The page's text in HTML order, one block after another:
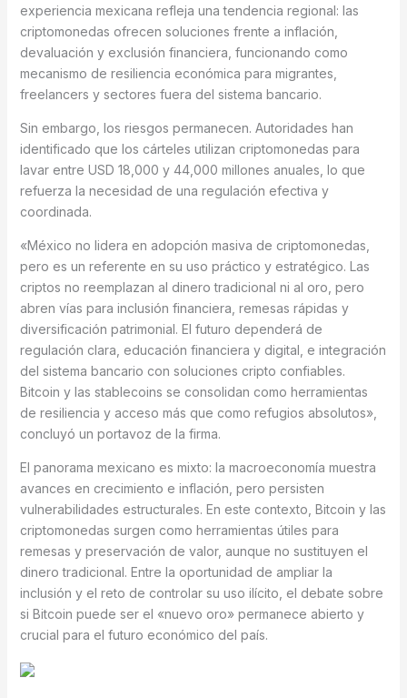
experiencia mexicana refleja una tendencia regional: las
criptomonedas ofrecen soluciones frente a inflación,
devaluación y exclusión financiera, funcionando como
mecanismo de resiliencia económica para migrantes,
freelancers y sectores fuera del sistema bancario.
Sin embargo, los riesgos permanecen. Autoridades han
identificado que los cárteles utilizan criptomonedas para
lavar entre USD 18,000 y 44,000 millones anuales, lo que
refuerza la necesidad de una regulación efectiva y
coordinada.
«México no lidera en adopción masiva de criptomonedas,
pero es un referente en su uso práctico y estratégico. Las
criptos no reemplazan al dinero tradicional ni al oro, pero
abren vías para inclusión financiera, remesas rápidas y
diversificación patrimonial. El futuro dependerá de
regulación clara, educación financiera y digital, e integración
del sistema bancario con soluciones cripto confiables.
Bitcoin y las stablecoins se consolidan como herramientas
de resiliencia y acceso más que como refugios absolutos»,
concluyó un portavoz de la firma.
El panorama mexicano es mixto: la macroeconomía muestra
avances en crecimiento e inflación, pero persisten
vulnerabilidades estructurales. En este contexto, Bitcoin y las
criptomonedas surgen como herramientas útiles para
remesas y preservación de valor, aunque no sustituyen el
dinero tradicional. Entre la oportunidad de ampliar la
inclusión y el reto de controlar su uso ilícito, el debate sobre
si Bitcoin puede ser el «nuevo oro» permanece abierto y
crucial para el futuro económico del país.